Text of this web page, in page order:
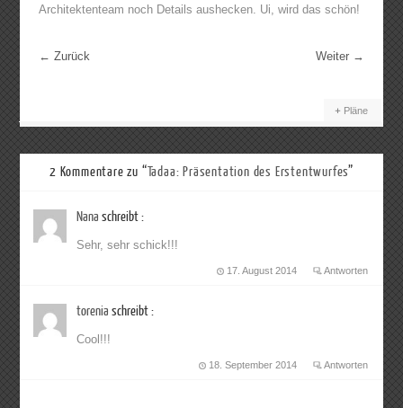
Architektenteam noch Details aushecken. Ui, wird das schön!
← Zurück Weiter →
Pläne
2 Kommentare zu “Tadaa: Präsentation des Erstentwurfes”
Nanaschreibt :
Sehr, sehr schick!!!
17. August 2014 Antworten
toreniaschreibt :
Cool!!!
18. September 2014 Antworten